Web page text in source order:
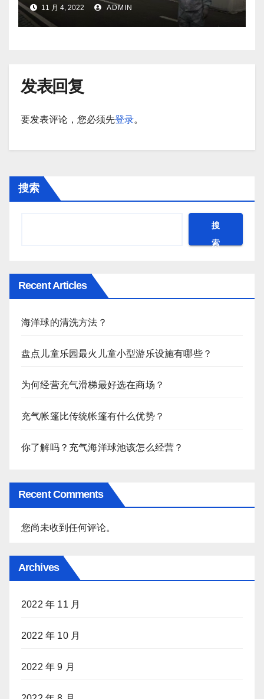
11 月 4, 2022 ADMIN
发表回复
要发表评论，您必须先登录。
搜索
搜
索
Recent Articles
海洋球的清洗方法？
盘点儿童乐园最火儿童小型游乐设施有哪些？
为何经营充气滑梯最好选在商场？
充气帐篷比传统帐篷有什么优势？
你了解吗？充气海洋球池该怎么经营？
Recent Comments
您尚未收到任何评论。
Archives
2022 年 11 月
2022 年 10 月
2022 年 9 月